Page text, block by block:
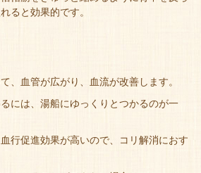
ると効果的です。
、血管が広がり、血流が改善します。
には、湯船にゆっくりとつかるのが一
行促進効果が高いので、コリ解消におす